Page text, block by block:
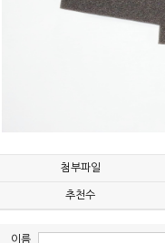
첨부파일
추천수
이름